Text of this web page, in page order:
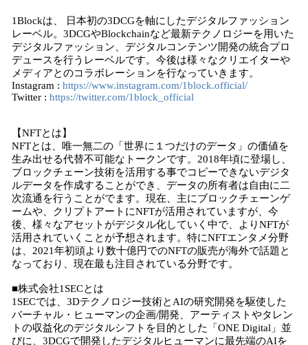
1Blockは、 日本初の3DCGを軸にしたデジタルファッション
レーベル。3DCGやBlockchainなど最新テクノロジーを用いた
デジタルファッション、デジタルコンテンツ開発の統合プロ
デュースを行うレーベルです。今後は様々なクリエイターや
メディアとのコラボレーションを行なっていきます。
Instagram : https://www.instagram.com/1block.official/
Twitter : https://twitter.com/1block_official
【NFTとは】
NFTとは、唯一無二の「世界に１つだけのデータ」の価値を
生み出せる代替不可能なトークンです。2018年頃に登場し、
ブロックチェーン技術を活用する事でコピーできないデジタ
ルデータを作成することができ、データの所有者は自由に二
次流通を行うことがでます。現在、主にブロックチェーンゲ
ームや、クリプトアートにNFTが活用されていますが、今
後、様々なアセットがデジタル化していく中で、よりNFTが
活用されていくことが予想されます。特にNFTエンタメ分野
は、2021年初頭より数十億円でのNFTの販売が海外で話題と
なっており、現在最も注目されている分野です。
■株式会社1SECとは
1SECでは、3Dテクノロジー技術とAIの研究開発を駆使した
バーチャル・ヒューマンの企画/開発、アーティストやタレン
トの収益化のデジタルシフトを目的とした「ONE Digital」並
びに、3DCGで開発したデジタルヒューマンに最先端のAIを